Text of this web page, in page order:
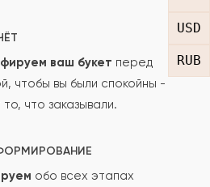
USD
RUB
ваш букет перед
чтобы вы были спокойны -
что заказывали.
обо всех этапах